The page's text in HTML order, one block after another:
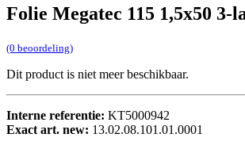
Folie Megatec 115 1,5x50 3-
(0 beoordeling)
Dit product is niet meer beschikbaar.
Interne referentie: KT5000942
Exact art. new: 13.02.08.101.01.0001